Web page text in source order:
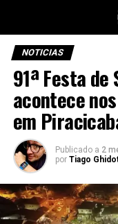
NOTICIAS
91ª Festa de
acontece
em
Publicado a 2
por Tiago